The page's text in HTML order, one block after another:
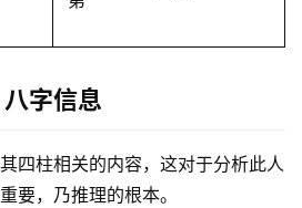
八字信息
四柱相关的内容，这对于分析此人
要，乃推理的根本。